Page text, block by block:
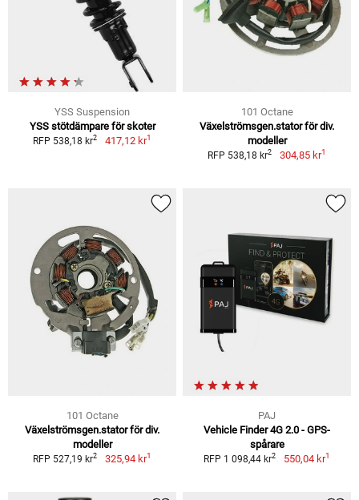
YSS Suspension
YSS stötdämpare för skoter
RFP 538,18 kr2 417,12 kr1
101 Octane
Växelströmsgen.stator för div.
modeller
RFP 538,18 kr2 304,85 kr1
101 Octane
Växelströmsgen.stator för div.
modeller
RFP 527,19 kr2 325,94 kr1
PAJ
Vehicle Finder 4G 2.0 - GPS-
spårare
RFP 1 098,44 kr2 550,04 kr1